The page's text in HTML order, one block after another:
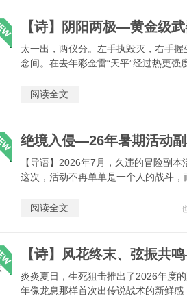
【诗】阴阳两极—黄金级
太一出，两仪分。左手执毁灭，右手
念间。在去年彩金雷“天平”经过热更强
阅读全文
绝境入侵—26年暑期活动
【导语】2026年7月，久违的冒险副
这次，活动不再单单是一个人的战斗，
阅读全文
炎炎夏日，生死狙击推出了2026年度
年像龙息那样首次出传说战术的新鲜感